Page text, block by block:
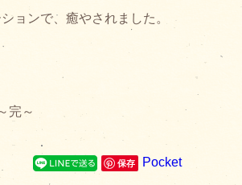
ョンで、癒やされました。
完～
保存 Pocket